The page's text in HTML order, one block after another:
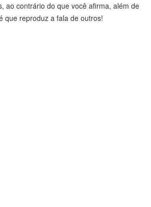
ao contrário do que você afirma, além de
que reproduz a fala de outros!